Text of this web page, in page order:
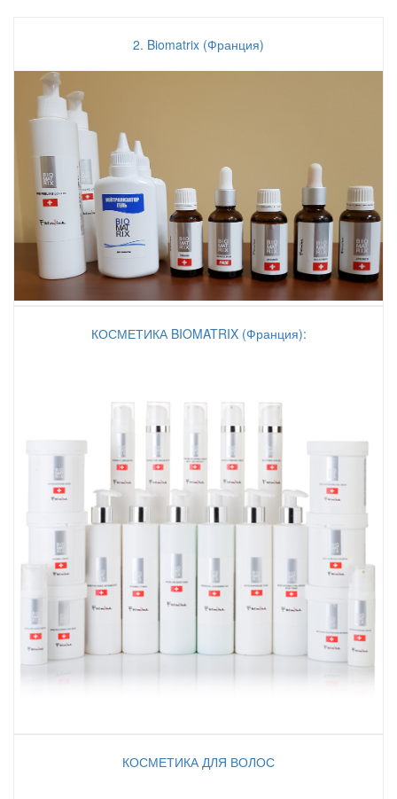
2. Biomatrix (Франция)
КОСМЕТИКА BIOMATRIX (Франция):
КОСМЕТИКА ДЛЯ ВОЛОС